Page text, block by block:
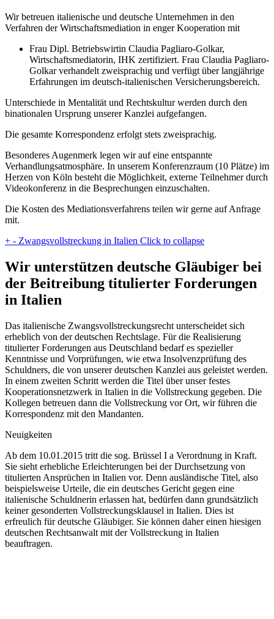
Wir betreuen italienische und deutsche Unternehmen in den
Verfahren der Wirtschaftsmediation in enger Kooperation mit
Frau Dipl. Betriebswirtin Claudia Pagliaro-Golkar,
Wirtschaftsmediatorin, IHK zertifiziert. Frau Claudia Pagliaro-
Golkar verhandelt zweisprachig und verfügt über langjährige
Erfahrungen im deutsch-italienischen Versicherungsbereich.
Unterschiede in Mentalität und Rechtskultur werden durch den
binationalen Ursprung unserer Kanzlei aufgefangen.
Die gesamte Korrespondenz erfolgt stets zweisprachig.
Besonderes Augenmerk legen wir auf eine entspannte
Verhandlungsatmosphäre. In unserem Konferenzraum (10 Plätze) im
Herzen von Köln besteht die Möglichkeit, externe Teilnehmer durch
Videokonferenz in die Besprechungen einzuschalten.
Die Kosten des Mediationsverfahrens teilen wir gerne auf Anfrage
mit.
+ - Zwangsvollstreckung in Italien Click to collapse
Wir unterstützen deutsche Gläubiger bei
der Beitreibung titulierter Forderungen
in Italien
Das italienische Zwangsvollstreckungsrecht unterscheidet sich
erheblich von der deutschen Rechtslage. Für die Realisierung
titulierter Forderungen aus Deutschland bedarf es spezieller
Kenntnisse und Vorprüfungen, wie etwa Insolvenzprüfung des
Schuldners, die von unserer deutschen Kanzlei aus geleistet werden.
In einem zweiten Schritt werden die Titel über unser festes
Kooperationsnetzwerk in Italien in die Vollstreckung gegeben. Die
Kollegen betreuen dann die Vollstreckung vor Ort, wir führen die
Korrespondenz mit den Mandanten.
Neuigkeiten
Ab dem 10.01.2015 tritt die sog. Brüssel I a Verordnung in Kraft.
Sie sieht erhebliche Erleichterungen bei der Durchsetzung von
titulierten Ansprüchen in Italien vor. Denn ausländische Titel, also
beispielsweise Urteile, die ein deutsches Gericht gegen eine
italienische Schuldnerin erlassen hat, bedürfen dann grundsätzlich
keiner gesonderten Vollstreckungsklausel in Italien. Dies ist
erfreulich für deutsche Gläubiger. Sie können daher einen hiesigen
deutschen Rechtsanwalt mit der Vollstreckung in Italien
beauftragen.